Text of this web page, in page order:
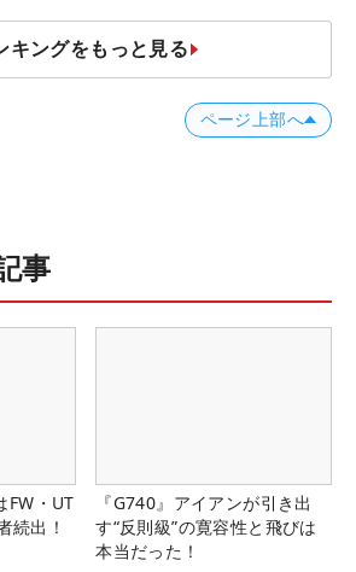
キングをもっと見る
ページ上部へ
事
FW・UT
続出！
『G740』アイアンが引き出
す“反則級”の寛容性と飛びは
本当だった！